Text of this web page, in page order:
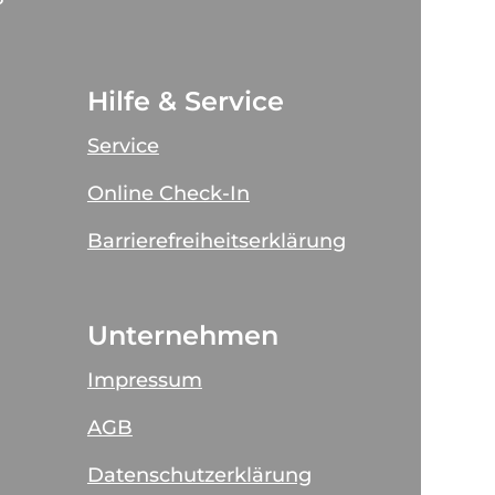
Hilfe & Service
Service
Online Check-In
Barrierefreiheitserklärung
Unternehmen
Impressum
AGB
Datenschutzerklärung